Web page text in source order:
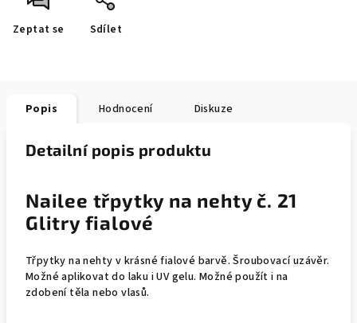
Zeptat se Sdílet
Popis Hodnocení Diskuze
Detailní popis produktu
Nailee třpytky na nehty č. 21
Glitry fialové
Třpytky na nehty v krásné fialové barvě. Šroubovací uzávěr.
Možné aplikovat do laku i UV gelu. Možné použít i na
zdobení těla nebo vlasů.